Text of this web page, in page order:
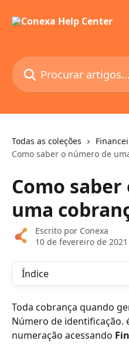
Procurar artigos...
Todas as coleções
Como saber o número de
Como
uma
Escrito por Conexa
10 de fevereiro de 2021
Índice
Toda cobrança quando
Número de identificação.
numeração acessando